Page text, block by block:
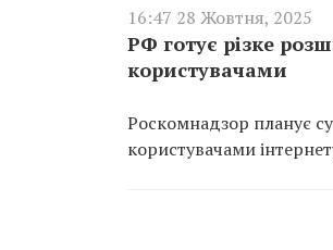
16:47 28 Жовтня, 2025
РФ готує різке
користувачами
Роскомнадзор планує
користувачами